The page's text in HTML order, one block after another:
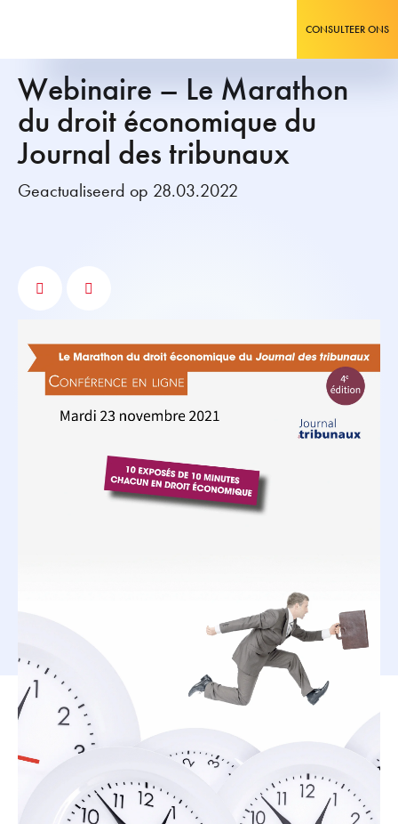
CONSULTEER ONS
Webinaire – Le Marathon
du droit économique du
Journal des tribunaux
Geactualiseerd op 28.03.2022
Norman Neyrinck
Marathon du droit du
,
organisé par Larcier. Il y présentera l’exposé
portant sur la concurrence.